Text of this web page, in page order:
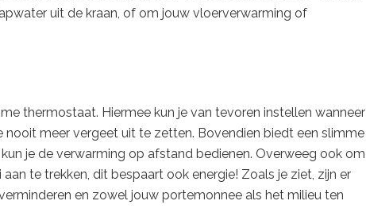
uit de kraan, of om jouw vloerverwarming of
thermostaat. Hiermee kun je van tevoren instellen wanneer
meer vergeet uit te zetten. Bovendien biedt een slimme
je de verwarming op afstand bedienen. Overweeg ook om
te trekken, dit bespaart ook energie! Zoals je ziet, zijn er
en zowel jouw portemonnee als het milieu ten